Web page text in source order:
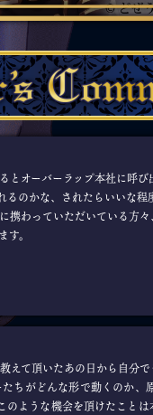
オーバーラップ本社に呼び
るのかな、されたらいいな
わっていただいている方
。
て頂いたあの日から自分
ちがどんな形で動くのか
ような機会を頂けたこと